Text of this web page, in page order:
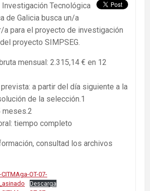
Investigación Tecnológica
de Galicia busca un/a
a para el proyecto de investigación
proyecto SIMPSEG.
mensual: 2.315,14 € en 12
a partir del día siguiente a la
de la selección.1
meses.2
tiempo completo
consultad los archivos
OT-07-
Descarga